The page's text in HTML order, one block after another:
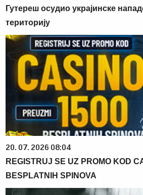
Гутереш осудио украјинске
територију
20. 07. 2026 08:04
REGISTRUJ SE UZ PROMO KOD
BESPLATNIH SPINOVA